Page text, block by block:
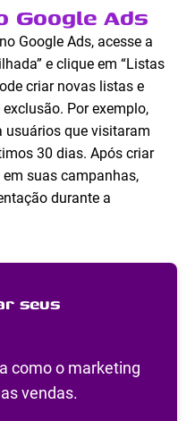
Google Ads
no Google Ads, acesse a
e clique em “Listas
criar novas listas e
Por exemplo,
usuários que visitaram
30 dias. Após criar
suas campanhas,
durante a
seus
como o marketing
vendas.